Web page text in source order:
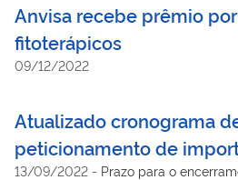
Anvisa recebe prêmio
fitoterápicos
09/12/2022
Atualizado cronograma
peticionamento de
13/09/2022 - Prazo para o